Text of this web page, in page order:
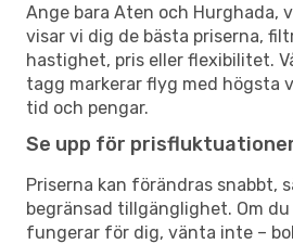
Ange bara Aten och Hurghada,
visar vi dig de bästa priserna,
hastighet, pris eller flexibilitet.
tagg markerar flyg med högsta
tid och pengar.
Se upp för
Priserna kan förändras snabbt,
begränsad tillgänglighet. Om
fungerar för dig, vänta inte –